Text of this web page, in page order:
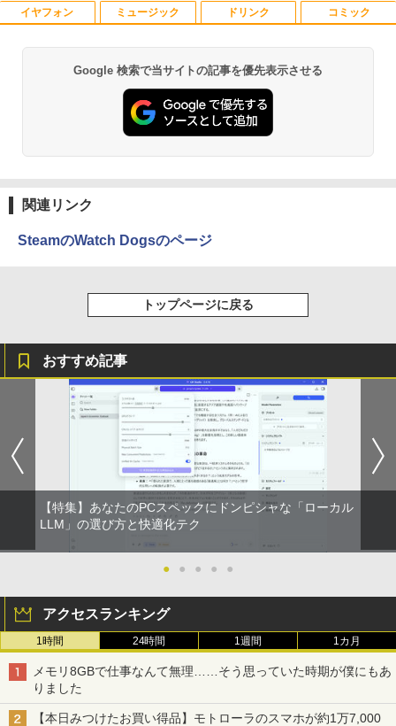
1
引き出し付きモニター台(NM01 ミドルブ
￥2,990
まで】 ゲーミングモニター 24.5インチ F
40
ー】ワイヤレスモニター 15.6インチ フル
ype-C/HDMI 3Way接続 7.4V バッテリー
内蔵 最大5H駆動 充電式 VESA対応 出張
テレワーク 在宅勤務 UPERFECT
￥19,999
Pixio ゲーミングモニター 27インチ WQ
HD ホワイト 180hz PX278WAVE 白 Fas
t IPSパネル ブルー ピンク ゲーム モニタ
ー HDR 新品 1ms 非光沢 ブルーライト軽
減 VESA 壁掛け pcモニター 液晶 ディス
5年保証付き】
￥27,500
クター
1
ドラえもん はじめての国語辞典 第2版 [
￥2,090
疾患の理学療法 [ 山本宣幸 ]
U ]
アンダーニンジャ（18） 【電子書籍】[
花沢健吾 ]
まったく新しいテクスト分析の教科書 [
￥2,200
イヤフォン
Anker Soundcore P40i オフホワイト
￥7,990
Anker Soundcore Liberty 5 ミッドナイトブ
ラック
￥14,990
【2026年アップグレード版】AOKIMI ワイヤ
レスイヤホン bluetooth イヤホン V12 小型
軽量 ブルートゥースHi-Fi 最大36時間再生 ぶ
るーとゅーす コードレス ENCノイズキャン
セリング 自動ペアリング Type-C充電 マイク
付き 防水 タッチ式音量調整 スポーツ/通勤/通
学/WEB会議(ホワイト)
￥1,964
レスイヤホン Bluetooth 5.4 ノイズキャンセ
リング ANC 36時間再生
￥3,480
ミュージック
BRUCE WAYNE feat. Flo Milli, ATL Jacob
[Explicit]
￥250
￥250
On My Road (Stadium ver.)
On My Road (Stadium ver.)
￥250
BUGS LIFE
￥250
ドリンク
【Amazon.co.jp限定】 い・ろ・は・す 2L P
ET ラベルレス ×8本
￥1,112
ットル (Smart Basic)
by Amazon 天然水ラベルレス 2L×9本
by Amazon 炭酸水 ラベルレス 500ml ×24本
強炭酸水 ペットボトル 500ミリリットル (Sm
art Basic)
￥1,625
ベルレス 650mlPET×24本
コミック
薬屋のひとりごと 17巻 (デジタル版ビッグガ
ンガンコミックス)
￥770
￥832
ONE PIECE モノクロ版 115 (ジャンプコミッ
クスDIGITAL)
￥594
HUNTER×HUNTER モノクロ版 39 (ジャンプ
コミックスDIGITAL)
￥572
スーパーの裏でヤニ吸うふたり 9巻 (デジタル
￥810
Google 検索で当サイトの記事を優先表示させる
関連リンク
SteamのWatch Dogsのページ
トップページに戻る
おすすめ記事
【特集】あなたのPCスペックにドンピシャな「ローカル
LLM」の選び方と快適化テク
● ● ● ● ●
アクセスランキング
1時間 24時間 1週間 1カ月
メモリ8GBで仕事なんて無理……そう思っていた時期が僕にもあ
りました
【本日みつけたお買い得品】モトローラのスマホが約1万7,000